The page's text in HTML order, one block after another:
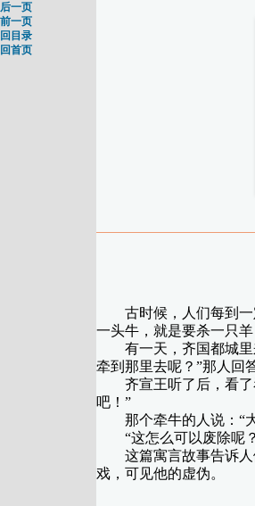
后一页
前一页
回目录
回首页
古时候，人们每到一定
一头牛，就是要杀一只
有一天，齐国都城里
牵到那里去呢？”那人回
齐宣王听了后，看了看
吧！”
那个牵牛的人说：“大
“这怎么可以废除呢？
这篇寓言故事告诉人
戏，可见他的虚伪。